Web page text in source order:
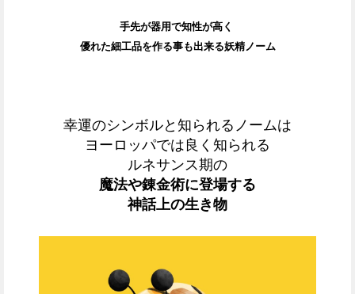
手先が器用で知性が高く
優れた細工品を作る事も出来る妖精ノーム
幸運のシンボルと知られるノームは
ヨーロッパでは良く知られる
ルネサンス期の
魔法や錬金術に登場する
神話上の生き物